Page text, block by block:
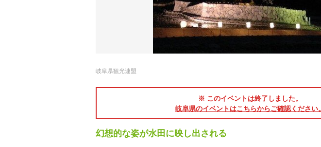
岐阜県観光連盟
※ このイベントは終了しました。
岐阜県のイベントはこちらからご確認ください。
幻想的な姿が水田に映し出される